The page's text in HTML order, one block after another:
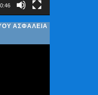
ΑΣΦΆΛΕΙΑ